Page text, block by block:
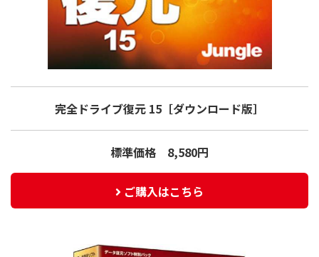
完全ドライブ復元 15 ［ダウンロード版］
標準価格 8,580円
ご購入はこちら